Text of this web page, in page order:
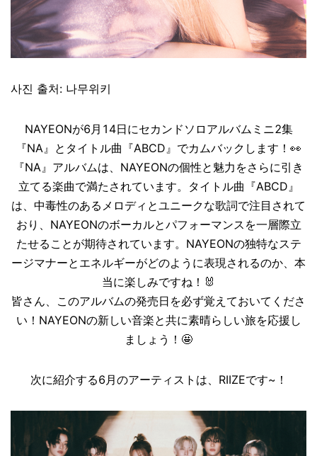
사진 출처: 나무위키
NAYEONが6月14日にセカンドソロアルバムミニ2集
『NA』とタイトル曲『ABCD』でカムバックします！👀
『NA』アルバムは、NAYEONの個性と魅力をさらに引き
立てる楽曲で満たされています。タイトル曲『ABCD』
は、中毒性のあるメロディとユニークな歌詞で注目されて
おり、NAYEONのボーカルとパフォーマンスを一層際立
たせることが期待されています。NAYEONの独特なステ
ージマナーとエネルギーがどのように表現されるのか、本
当に楽しみですね！🐰
皆さん、このアルバムの発売日を必ず覚えておいてくださ
い！NAYEONの新しい音楽と共に素晴らしい旅を応援し
ましょう！🤩
次に紹介する6月のアーティストは、RIIZEです~！